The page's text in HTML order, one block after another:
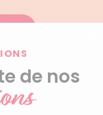
de nos